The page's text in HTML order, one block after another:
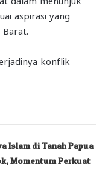
aspirasi yang
konflik
Islam di Tanah Papua
Momentum Perkuat